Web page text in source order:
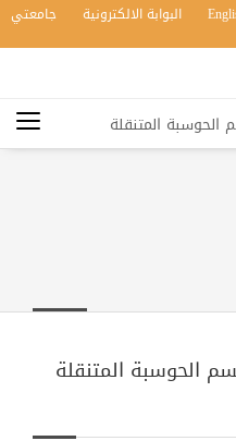
البوابة الالكترونية جامعتي
المتنقلة
الحوسبة المتنقلة